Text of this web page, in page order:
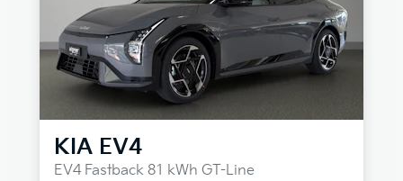
KIA EV4
EV4 Fastback 81 kWh GT-Line